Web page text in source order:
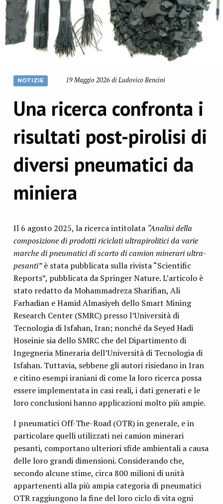
NOTIZIE 19 Maggio 2026 di Ludovico Bencini
Una ricerca confronta i
risultati post-pirolisi di
diversi pneumatici da
miniera
Il 6 agosto 2025, la ricerca intitolata “Analisi della
composizione di prodotti riciclati ultrapirolitici da varie
marche di pneumatici di scarto di camion minerari ultra-
pesanti”è stata pubblicata sulla rivista “Scientific
Reports”, pubblicata da Springer Nature. L’articolo è
stato redatto da Mohammadreza Sharifian, Ali
Farhadian e Hamid Almasiyeh dello Smart Mining
Research Center (SMRC) presso l’Università di
Tecnologia di Isfahan, Iran; nonché da Seyed Hadi
Hoseinie sia dello SMRC che del Dipartimento di
Ingegneria Mineraria dell’Università di Tecnologia di
Isfahan. Tuttavia, sebbene gli autori risiedano in Iran
e citino esempi iraniani di come la loro ricerca possa
essere implementata in casi reali, i dati generati e le
loro conclusioni hanno applicazioni molto più ampie.
I pneumatici Off-The-Road (OTR) in generale, e in
particolare quelli utilizzati nei camion minerari
pesanti, comportano ulteriori sfide ambientali a causa
delle loro grandi dimensioni. Considerando che,
secondo alcune stime, circa 800 milioni di unità
appartenenti alla più ampia categoria di pneumatici
OTR raggiungono la fine del loro ciclo di vita ogni